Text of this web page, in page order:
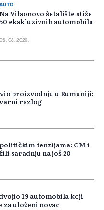
AUTO
Na Vilsonovo šetalište stiže
50 ekskluzivnih automobila
05. 08. 2026.
proizvodnju u Rumuniji:
razlog
tenzijama: GM i
saradnju na još 20
19 automobila koji
za uloženi novac